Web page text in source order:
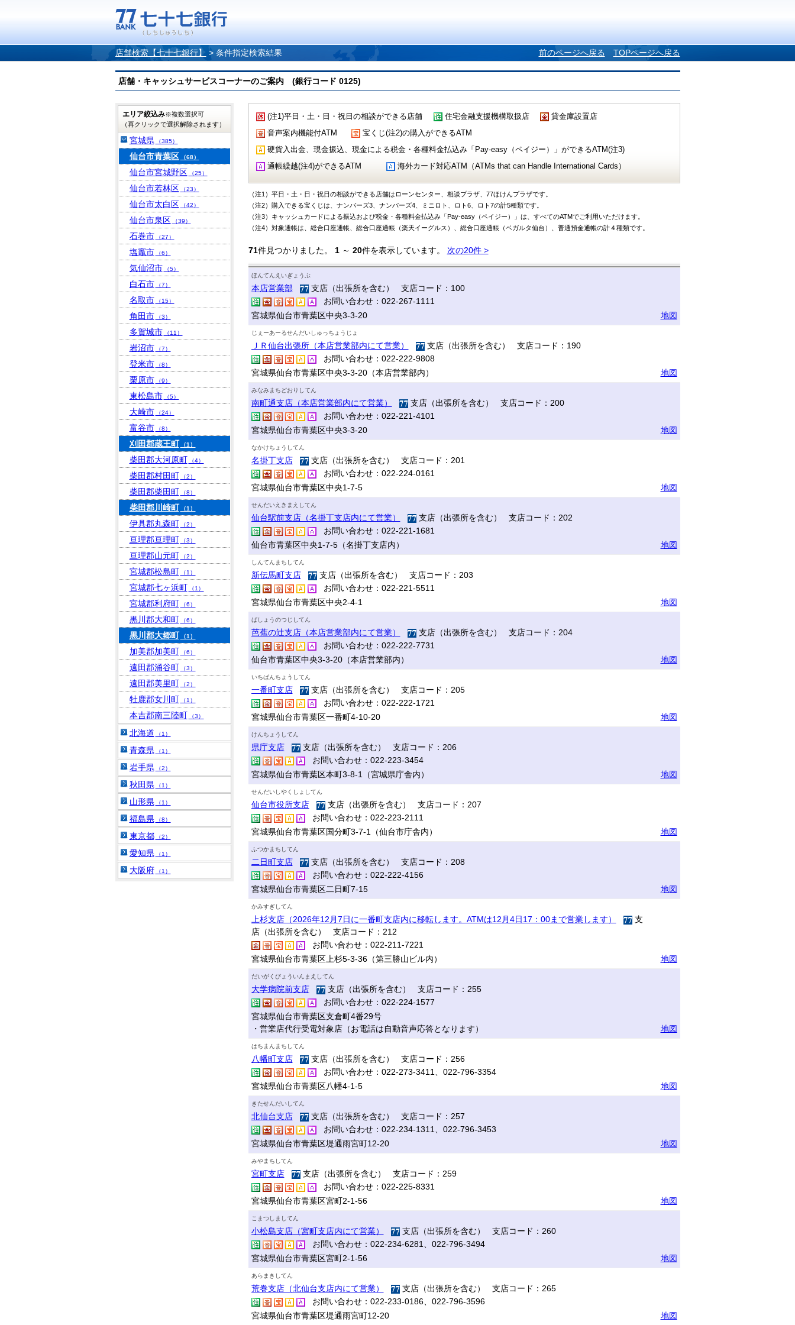
店舗検索【七十七銀行】 > 条件指定検索結果 前のページへ戻る TOPページへ戻る
店舗・キャッシュサービスコーナーのご案内 (銀行コード 0125)
(注1)平日・土・日・祝日の相談ができる店舗 住宅金融支援機構取扱店
貸金庫設置店
音声案内機能付ATM
宝くじ(注2)の購入ができるATM
硬貨入出金、現金振込、現金による税金・各種料金払込み「Pay-easy（ペイジー）」ができるATM(注3)
通帳繰越(注4)ができるATM
海外カード対応ATM（ATMs that can Handle International Cards）
（注1）平日・土・日・祝日の相談ができる店舗はローンセンター、相談プラザ、77ほけんプラザです。
（注2）購入できる宝くじは、ナンバーズ3、ナンバーズ4、ミニロト、ロト6、ロト7の計5種類です。
（注3）キャッシュカードによる振込および税金・各種料金払込み「Pay-easy（ペイジー）」は、すべてのATMでご利用いただけます。
（注4）対象通帳は、総合口座通帳、総合口座通帳（楽天イーグルス）、総合口座通帳（ベガルタ仙台）、普通預金通帳の計４種類です。
71件見つかりました。 1～ 20件を表示しています。 次の20件 >
ほんてんえいぎょうぶ
本店営業部
支店（出張所を含む） 支店コード：100
お問い合わせ：022-267-1111
宮城県仙台市青葉区中央3-3-20
地図
じぇーあーるせんだいしゅっちょうじょ
ＪＲ仙台出張所（本店営業部内にて営業）
支店（出張所を含む） 支店コード：190
お問い合わせ：022-222-9808
宮城県仙台市青葉区中央3-3-20（本店営業部内）
地図
みなみまちどおりしてん
南町通支店（本店営業部内にて営業）
支店（出張所を含む） 支店コード：200
お問い合わせ：022-221-4101
宮城県仙台市青葉区中央3-3-20
地図
なかけちょうしてん
名掛丁支店
支店（出張所を含む） 支店コード：201
お問い合わせ：022-224-0161
宮城県仙台市青葉区中央1-7-5
地図
せんだいえきまえしてん
仙台駅前支店（名掛丁支店内にて営業）
支店（出張所を含む） 支店コード：202
お問い合わせ：022-221-1681
仙台市青葉区中央1-7-5（名掛丁支店内）
地図
しんてんまちしてん
新伝馬町支店
支店（出張所を含む） 支店コード：203
お問い合わせ：022-221-5511
宮城県仙台市青葉区中央2-4-1
地図
ばしょうのつじしてん
芭蕉の辻支店（本店営業部内にて営業）
支店（出張所を含む） 支店コード：204
お問い合わせ：022-222-7731
仙台市青葉区中央3-3-20（本店営業部内）
地図
いちばんちょうしてん
一番町支店
支店（出張所を含む） 支店コード：205
お問い合わせ：022-222-1721
宮城県仙台市青葉区一番町4-10-20
地図
けんちょうしてん
県庁支店
支店（出張所を含む） 支店コード：206
お問い合わせ：022-223-3454
宮城県仙台市青葉区本町3-8-1（宮城県庁舎内）
地図
せんだいしやくしょしてん
仙台市役所支店
支店（出張所を含む） 支店コード：207
お問い合わせ：022-223-2111
宮城県仙台市青葉区国分町3-7-1（仙台市庁舎内）
地図
ふつかまちしてん
二日町支店
支店（出張所を含む） 支店コード：208
お問い合わせ：022-222-4156
宮城県仙台市青葉区二日町7-15
地図
かみすぎしてん
上杉支店（2026年12月7日に一番町支店内に移転します。ATMは12月4日17：00まで営業します）
支
店（出張所を含む） 支店コード：212
お問い合わせ：022-211-7221
宮城県仙台市青葉区上杉5-3-36（第三勝山ビル内）
地図
だいがくびょういんまえしてん
大学病院前支店
支店（出張所を含む） 支店コード：255
お問い合わせ：022-224-1577
宮城県仙台市青葉区支倉町4番29号
・営業店代行受電対象店（お電話は自動音声応答となります）
地図
はちまんまちしてん
八幡町支店
支店（出張所を含む） 支店コード：256
お問い合わせ：022-273-3411、022-796-3354
宮城県仙台市青葉区八幡4-1-5
地図
きたせんだいしてん
北仙台支店
支店（出張所を含む） 支店コード：257
お問い合わせ：022-234-1311、022-796-3453
宮城県仙台市青葉区堤通雨宮町12-20
地図
みやまちしてん
宮町支店
支店（出張所を含む） 支店コード：259
お問い合わせ：022-225-8331
宮城県仙台市青葉区宮町2-1-56
地図
こまつしましてん
小松島支店（宮町支店内にて営業）
支店（出張所を含む） 支店コード：260
お問い合わせ：022-234-6281、022-796-3494
宮城県仙台市青葉区宮町2-1-56
地図
あらまきしてん
荒巻支店（北仙台支店内にて営業）
支店（出張所を含む） 支店コード：265
お問い合わせ：022-233-0186、022-796-3596
宮城県仙台市青葉区堤通雨宮町12-20
地図
エリア絞込み※複数選択可
（再クリックで選択解除されます）
宮城県 （385）
仙台市青葉区 （68）
仙台市宮城野区 （25）
仙台市若林区 （23）
仙台市太白区 （42）
仙台市泉区 （39）
石巻市 （27）
塩竈市 （6）
気仙沼市 （5）
白石市 （7）
名取市 （15）
角田市 （3）
多賀城市 （11）
岩沼市 （7）
登米市 （8）
栗原市 （9）
東松島市 （5）
大崎市 （24）
富谷市 （8）
刈田郡蔵王町 （1）
柴田郡大河原町 （4）
柴田郡村田町 （2）
柴田郡柴田町 （8）
柴田郡川崎町 （1）
伊具郡丸森町 （2）
亘理郡亘理町 （3）
亘理郡山元町 （2）
宮城郡松島町 （1）
宮城郡七ヶ浜町 （1）
宮城郡利府町 （6）
黒川郡大和町 （6）
黒川郡大郷町 （1）
加美郡加美町 （6）
遠田郡涌谷町 （3）
遠田郡美里町 （2）
牡鹿郡女川町 （1）
本吉郡南三陸町 （3）
北海道 （1）
青森県 （1）
岩手県 （2）
秋田県 （1）
山形県 （1）
福島県 （8）
東京都 （2）
愛知県 （1）
大阪府 （1）